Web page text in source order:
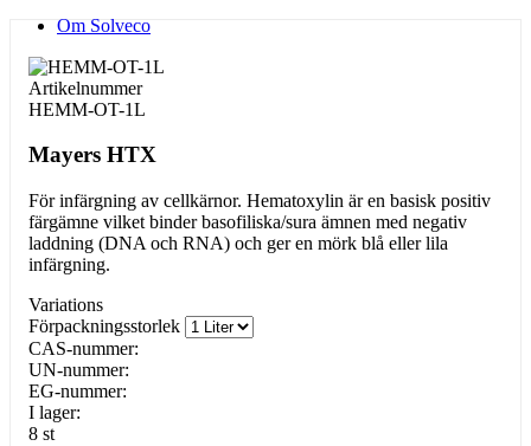
Om Solveco
Artikelnummer
HEMM-OT-1L
Mayers HTX
För infärgning av cellkärnor. Hematoxylin är en basisk positiv
färgämne vilket binder basofiliska/sura ämnen med negativ
laddning (DNA och RNA) och ger en mörk blå eller lila
infärgning.
Variations
Förpackningsstorlek
CAS-nummer:
UN-nummer:
EG-nummer:
I lager:
8 st